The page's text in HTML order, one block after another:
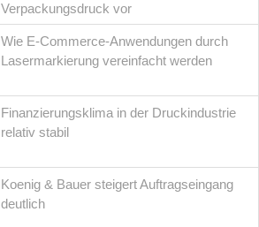
Verpackungsdruck vor
Wie E-Commerce-Anwendungen durch
Lasermarkierung vereinfacht werden
Finanzierungsklima in der Druckindustrie
relativ stabil
Koenig & Bauer steigert Auftragseingang
deutlich